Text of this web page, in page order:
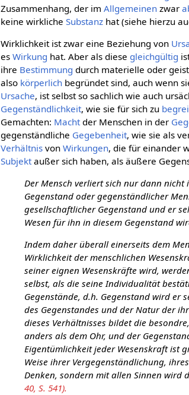
Zusammenhang, der imAllgemeinen zwar
keine wirklicheSubstanz hat (siehe hierzu
Wirklichkeit ist zwar eine Beziehung von
esWirkung hat. Aber als diese gleichgültig
ihre Bestimmung durch materielle oder
also körperlich begründet sind, auch wenn
Ursache, ist selbst so sachlich wie auch
Gegenständlichkeit, wie sie für sich zu
Gemachten: Macht der Menschen in der
gegenständliche Gegebenheit, wie sie als
Verhältnis vonWirkungen, die für einander
Subjekt außer sich haben, als äußere
Der Mensch verliert sich nur dann nicht
Gegenstand oder gegenständlicher
gesellschaftlicher Gegenstand und er
Wesen für ihn in diesem Gegenstand
Indem daher überall einerseits dem
Wirklichkeit der menschlichen
seiner eignen Wesenskräfte wird,
selbst, als die seine Individualität
Gegenstände, d.h. Gegenstand wird er
des Gegenstandes und der Natur der
dieses Verhältnisses bildet die
anders als dem Ohr, und der
Eigentümlichkeit jeder Wesenskraft ist
Weise ihrer Vergegenständlichung,
Denken, sondern mit allen Sinnen
40, S. 541).